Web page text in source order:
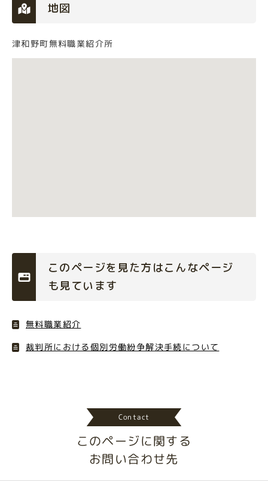
地図
津和野町無料職業紹介所
このページを見た方はこんなページ
も見ています
無料職業紹介
裁判所における個別労働紛争解決手続について
Contact
このページに関する
お問い合わせ先